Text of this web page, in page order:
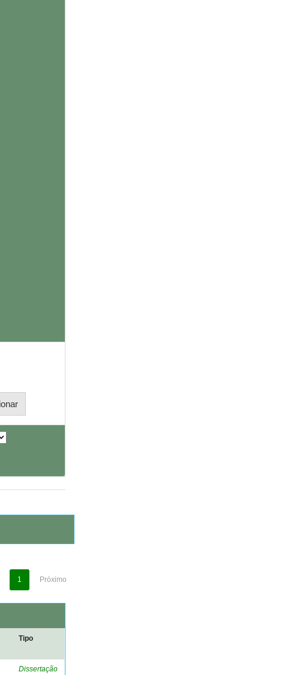
1 Próximo
Tipo
Dissertação